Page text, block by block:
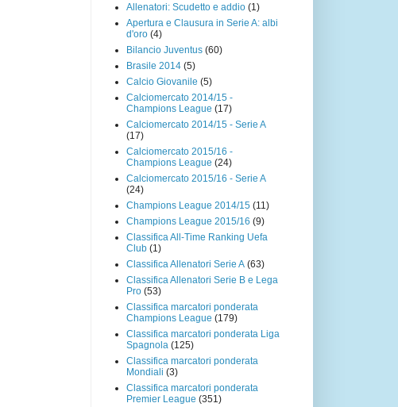
Allenatori: Scudetto e addio (1)
Apertura e Clausura in Serie A: albi
d'oro (4)
Bilancio Juventus (60)
Brasile 2014 (5)
Calcio Giovanile (5)
Calciomercato 2014/15 -
Champions League (17)
Calciomercato 2014/15 - Serie A
(17)
Calciomercato 2015/16 -
Champions League (24)
Calciomercato 2015/16 - Serie A
(24)
Champions League 2014/15 (11)
Champions League 2015/16 (9)
Classifica All-Time Ranking Uefa
Club (1)
Classifica Allenatori Serie A (63)
Classifica Allenatori Serie B e Lega
Pro (53)
Classifica marcatori ponderata
Champions League (179)
Classifica marcatori ponderata Liga
Spagnola (125)
Classifica marcatori ponderata
Mondiali (3)
Classifica marcatori ponderata
Premier League (351)